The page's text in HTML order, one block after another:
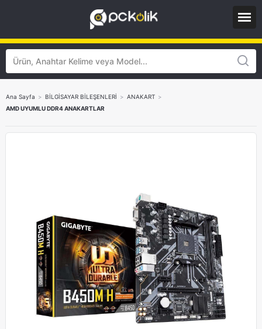
Ana Sayfa > BİLGİSAYAR BİLEŞENLERİ > ANAKART >
AMD UYUMLU DDR4 ANAKARTLAR